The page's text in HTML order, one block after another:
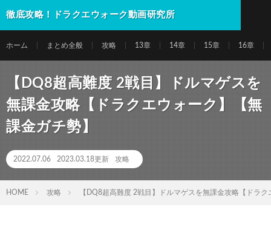
徹底攻略！ドラクエウォーク動画研究所
ホーム まとめ全般 攻略 13章 14章 15章 16章
【DQ8超高難度 2戦目】ドルマゲスを
無課金攻略【ドラクエウォーク】【無
課金ガチ勢】
2022.07.06 2023.03.18更新 攻略
HOME 攻略 【DQ8超高難度 2戦目】ドルマゲスを無課金攻略【ドラ